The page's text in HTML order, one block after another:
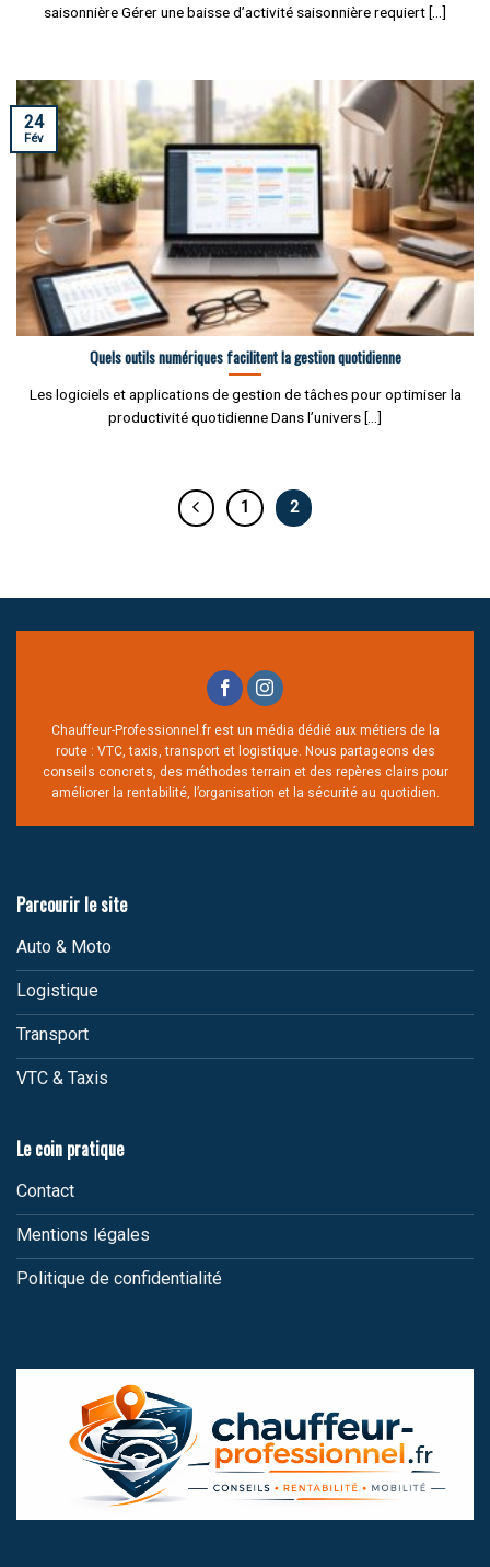
saisonnière Gérer une baisse d’activité saisonnière requiert [...]
Quels outils numériques facilitent la gestion quotidienne
Les logiciels et applications de gestion de tâches pour optimiser la
productivité quotidienne Dans l’univers [...]
24
Fév
1 2
Chauffeur-Professionnel.fr est un média dédié aux métiers de la
route : VTC, taxis, transport et logistique. Nous partageons des
conseils concrets, des méthodes terrain et des repères clairs pour
améliorer la rentabilité, l’organisation et la sécurité au quotidien.
Parcourir le site
Auto & Moto
Logistique
Transport
VTC & Taxis
Le coin pratique
Contact
Mentions légales
Politique de confidentialité